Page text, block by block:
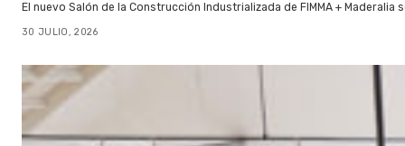
El nuevo Salón de la Construcción Industrializada de FIMMA +
30 JULIO, 2026